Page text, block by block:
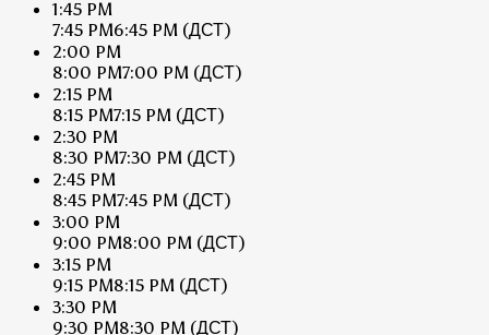
1:45 PM
7:45 PM6:45 PM (ДСТ)
2:00 PM
8:00 PM7:00 PM (ДСТ)
2:15 PM
8:15 PM7:15 PM (ДСТ)
2:30 PM
8:30 PM7:30 PM (ДСТ)
2:45 PM
8:45 PM7:45 PM (ДСТ)
3:00 PM
9:00 PM8:00 PM (ДСТ)
3:15 PM
9:15 PM8:15 PM (ДСТ)
3:30 PM
9:30 PM8:30 PM (ДСТ)